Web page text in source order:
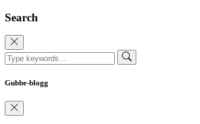
Search
Gubbe-blogg